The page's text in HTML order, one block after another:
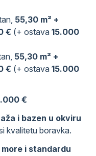
55,30 m² +
€ (+ ostava 15.000
55,30 m² +
€ (+ ostava 15.000
€
i bazen u okviru
kvalitetu boravka.
i standardu